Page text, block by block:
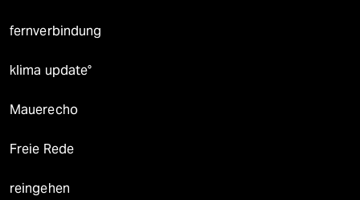
fernverbindung
klima update°
Mauerecho
Freie Rede
reingehen